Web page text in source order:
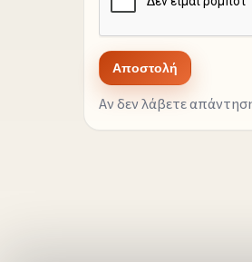
Αποστολή
Αν δεν λάβετε